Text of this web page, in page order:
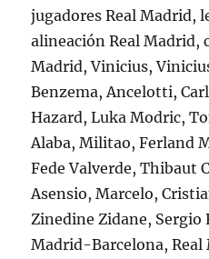
jugadores Real Madrid,
alineación Real Madrid,
Madrid, Vinicius,
Benzema, Ancelotti,
Hazard, Luka Modric,
Alaba, Militao, Ferland
Fede Valverde, Thibaut
Asensio, Marcelo,
Zinedine Zidane, Sergio
Madrid-Barcelona, Real